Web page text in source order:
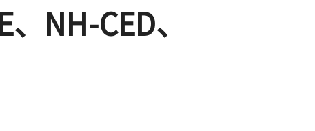
NH-CED、